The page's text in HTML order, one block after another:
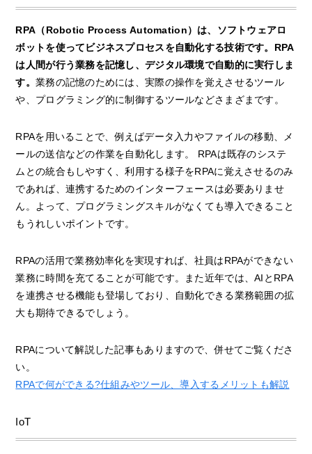
RPA（Robotic Process Automation）は、ソフトウェアロ
ボットを使ってビジネスプロセスを自動化する技術です。RPA
は人間が行う業務を記憶し、デジタル環境で自動的に実行しま
す。 業務の記憶のためには、実際の操作を覚えさせるツール
や、プログラミング的に制御するツールなどさまざまです。
RPAを用いることで、例えばデータ入力やファイルの移動、メ
ールの送信などの作業を自動化します。 RPAは既存のシステ
ムとの統合もしやすく、利用する様子をRPAに覚えさせるのみ
であれば、連携するためのインターフェースは必要ありませ
ん。よって、プログラミングスキルがなくても導入できること
もうれしいポイントです。
RPAの活用で業務効率化を実現すれば、社員はRPAができない
業務に時間を充てることが可能です。また近年では、AIとRPA
を連携させる機能も登場しており、自動化できる業務範囲の拡
大も期待できるでしょう。
RPAについて解説した記事もありますので、併せてご覧くださ
い。
RPAで何ができる?仕組みやツール、導入するメリットも解説
IoT